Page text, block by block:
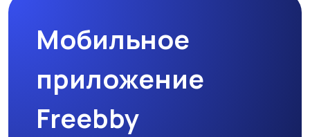
Мобильное
приложение
Freebby